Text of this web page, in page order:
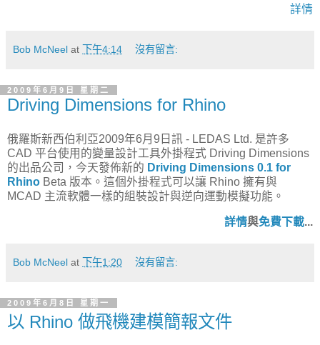
詳情
Bob McNeel at 下午4:14 沒有留言:
2009年6月9日 星期二
Driving Dimensions for Rhino
俄羅斯新西伯利亞2009年6月9日訊 - LEDAS Ltd. 是許多
CAD 平台使用的變量設計工具外掛程式 Driving Dimensions
的出品公司，今天發佈新的 Driving Dimensions 0.1 for
Rhino Beta 版本。這個外掛程式可以讓 Rhino 擁有與
MCAD 主流軟體一樣的組裝設計與逆向運動模擬功能。
詳情與免費下載...
Bob McNeel at 下午1:20 沒有留言:
2009年6月8日 星期一
以 Rhino 做飛機建模簡報文件